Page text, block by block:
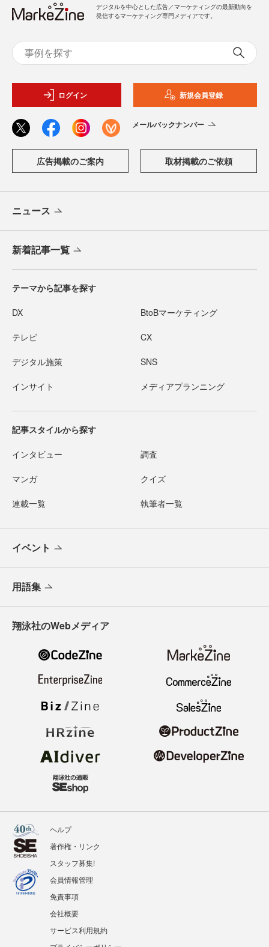
デジタルを中心とした広告／マーケティングの最新動向を
発信するマーケティング専門メディアです。
ログイン 新規会員登録
メールバックナンバー
広告掲載のご案内 取材掲載のご依頼
ニュース
新着記事一覧
テーマから記事を探す
DX BtoBマーケティング
テレビ CX
デジタル施策 SNS
インサイト メディアプランニング
記事スタイルから探す
インタビュー 調査
マンガ クイズ
連載一覧 執筆者一覧
イベント
用語集
翔泳社のWebメディア
ヘルプ
著作権・リンク
スタッフ募集!
会員情報管理
免責事項
会社概要
サービス利用規約